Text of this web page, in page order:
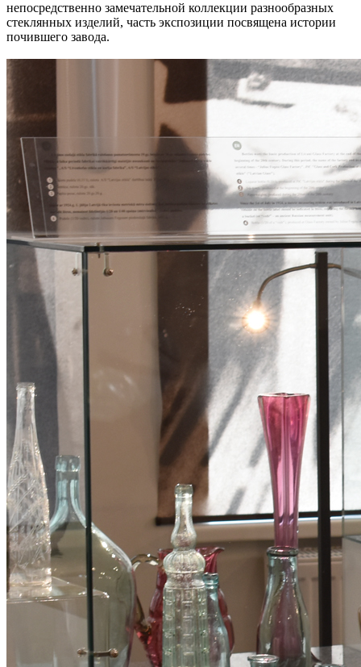
непосредственно замечательной коллекции разнообразных
стеклянных изделий, часть экспозиции посвящена истории
почившего завода.